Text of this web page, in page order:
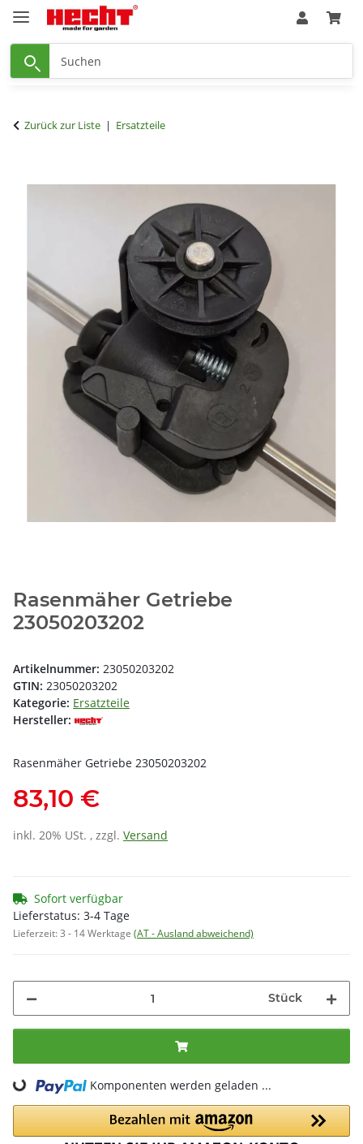
Zurück zur Liste Ersatzteile
Rasenmäher Getriebe
23050203202
Artikelnummer: 23050203202
GTIN: 23050203202
Kategorie: Ersatzteile
Hersteller:
Rasenmäher Getriebe 23050203202
83,10 €
inkl. 20% USt. , zzgl. Versand
Sofort verfügbar
Lieferstatus: 3-4 Tage
Lieferzeit:3 - 14 Werktage (AT - Ausland abweichend)
Stück
Loading... Komponenten werden geladen ...